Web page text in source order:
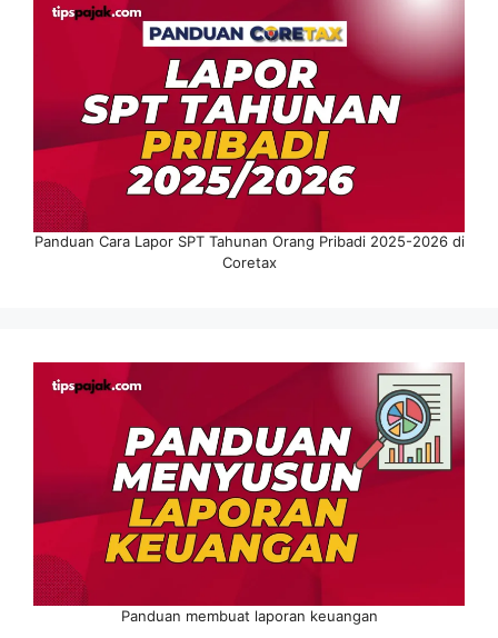
Panduan Cara Lapor SPT Tahunan Orang Pribadi 2025-2026 di
Coretax
Panduan membuat laporan keuangan